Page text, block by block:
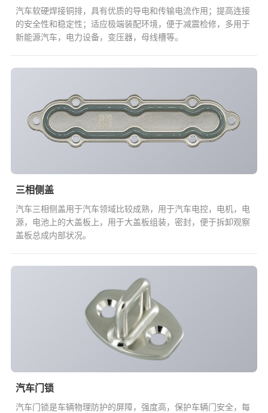
汽车软硬焊接铜排，具有优质的导电和传输电流作用；提高连接
的安全性和稳定性；适应极端装配环境，便于减震检修，多用于
新能源汽车，电力设备，变压器，母线槽等。
三相侧盖
汽车三相侧盖用于汽车领域比较成熟，用于汽车电控，电机，电
源，电池上的大盖板上，用于大盖板组装，密封，便于拆卸观察
盖板总成内部状况。
汽车门锁
汽车门锁是车辆物理防护的屏障，强度高，保护车辆门安全，每